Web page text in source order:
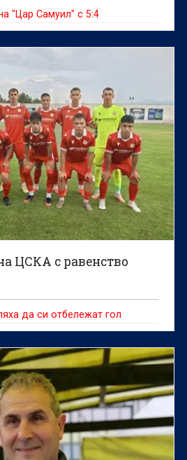
"Цар Самуил" с 5:4
ЦСКА с равенство
да си отбележат гол